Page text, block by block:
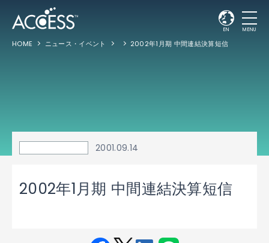
EN MENU
HOME ニュース・イベント 2002年1月期 中間連結決算短信
2001.09.14
2002年1月期 中間連結決算短信